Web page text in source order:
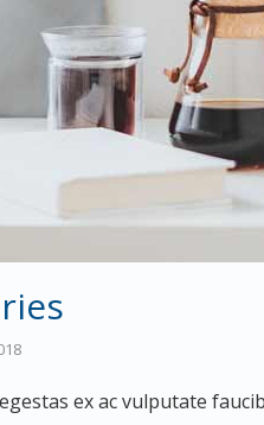
ex ac vulputate